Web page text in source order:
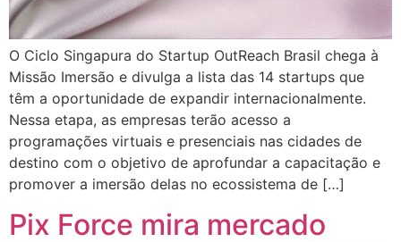
O Ciclo Singapura do Startup OutReach Brasil chega à
Missão Imersão e divulga a lista das 14 startups que
têm a oportunidade de expandir internacionalmente.
Nessa etapa, as empresas terão acesso a
programações virtuais e presenciais nas cidades de
destino com o objetivo de aprofundar a capacitação e
promover a imersão delas no ecossistema de […]
Pix Force mira mercado